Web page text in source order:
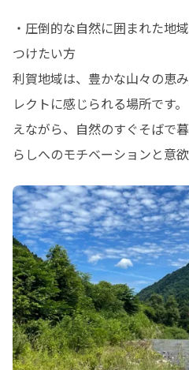
・圧倒的な自然に囲まれた地
つけたい方
利賀地域は、豊かな山々の恵
レクトに感じられる場所です
えながら、自然のすぐそばで
らしへのモチベーションと意